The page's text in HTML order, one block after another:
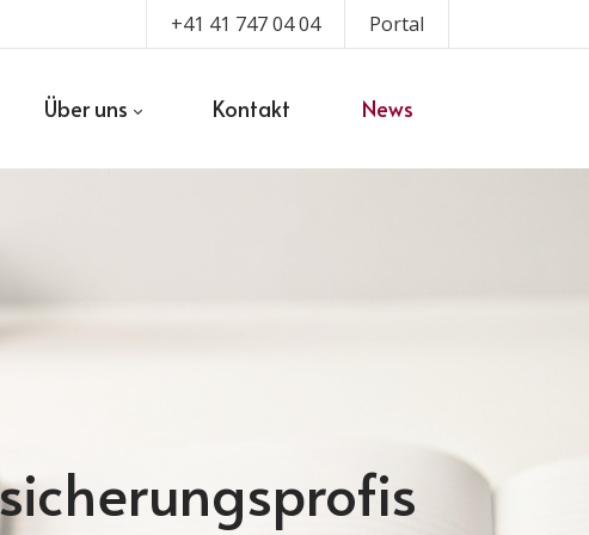
+41 41 747 04 04 Portal
Über uns Kontakt News